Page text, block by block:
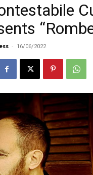
- 16/06/2022